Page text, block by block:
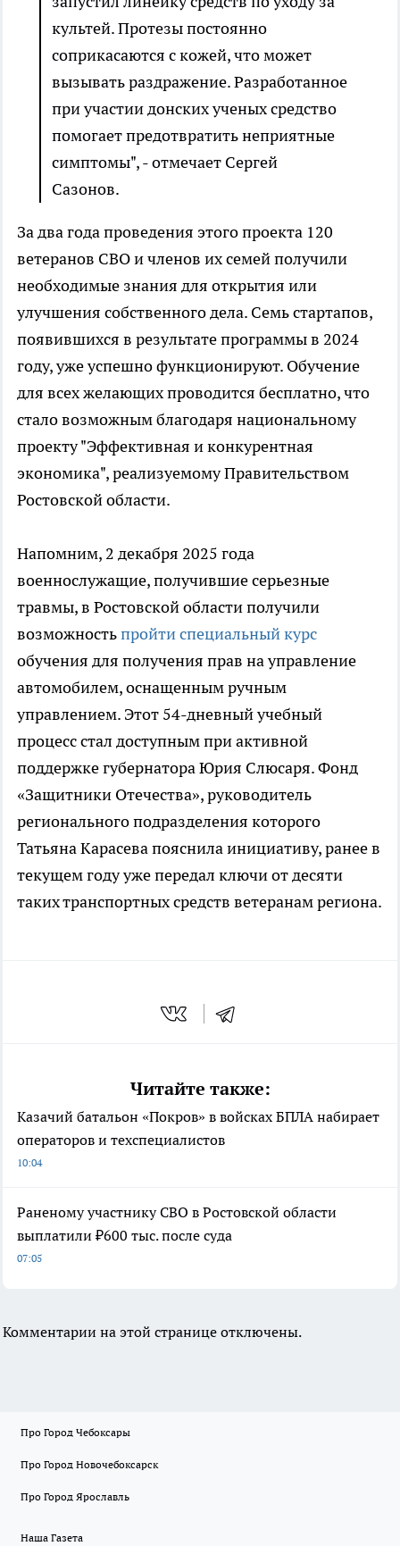
культей. Протезы постоянно
соприкасаются с кожей, что может
вызывать раздражение. Разработанное
при участии донских ученых средство
помогает предотвратить неприятные
симптомы", - отмечает Сергей
Сазонов.
За два года проведения этого проекта 120
ветеранов СВО и членов их семей получили
необходимые знания для открытия или
улучшения собственного дела. Семь стартапов,
появившихся в результате программы в 2024
году, уже успешно функционируют. Обучение
для всех желающих проводится бесплатно, что
стало возможным благодаря национальному
проекту "Эффективная и конкурентная
экономика", реализуемому Правительством
Ростовской области.
Напомним, 2 декабря 2025 года
военнослужащие, получившие серьезные
травмы, в Ростовской области получили
возможностьпройти специальный курс
обучения для получения прав на управление
автомобилем, оснащенным ручным
управлением. Этот 54-дневный учебный
процесс стал доступным при активной
поддержке губернатора Юрия Слюсаря. Фонд
«Защитники Отечества», руководитель
регионального подразделения которого
Татьяна Карасева пояснила инициативу, ранее в
текущем году уже передал ключи от десяти
таких транспортных средств ветеранам региона.
Читайте также:
Казачий батальон «Покров» в войсках БПЛА набирает
операторов и техспециалистов
10:04
Раненому участнику СВО в Ростовской области
выплатили ₽600 тыс. после суда
07:05
Комментарии на этой странице отключены.
Про Город Чебоксары
Про Город Новочебоксарск
Про Город Ярославль
Наша Газета